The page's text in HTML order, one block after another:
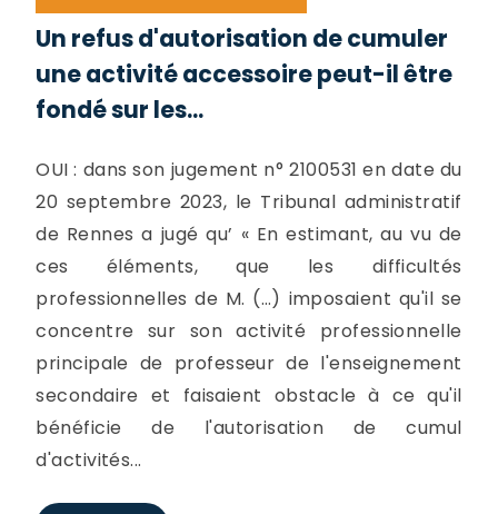
Un refus d'autorisation de cumuler
une activité accessoire peut-il être
fondé sur les...
OUI : dans son jugement n° 2100531 en date du
20 septembre 2023, le Tribunal administratif
de Rennes a jugé qu’ « En estimant, au vu de
ces éléments, que les difficultés
professionnelles de M. (…) imposaient qu'il se
concentre sur son activité professionnelle
principale de professeur de l'enseignement
secondaire et faisaient obstacle à ce qu'il
bénéficie de l'autorisation de cumul
d'activités...